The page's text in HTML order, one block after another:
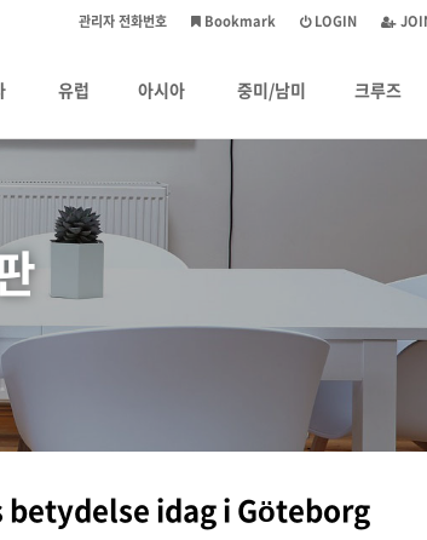
LOGIN
Bookmark
관리자 전화번호
유럽 아시아 중미/남미 크루즈
idag i Göteborg